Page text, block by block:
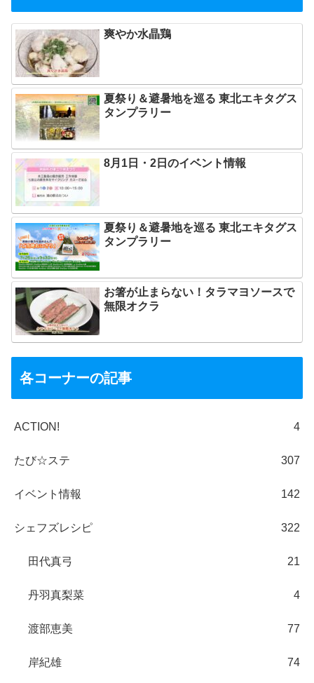
爽やか水晶鶏
夏祭り＆避暑地を巡る 東北エキタグス
タンプラリー
8月1日・2日のイベント情報
夏祭り＆避暑地を巡る 東北エキタグス
タンプラリー
お箸が止まらない！タラマヨソースで
無限オクラ
各コーナーの記事
ACTION! 4
たび☆ステ 307
イベント情報 142
シェフズレシピ 322
田代真弓 21
丹羽真梨菜 4
渡部恵美 77
岸紀雄 74